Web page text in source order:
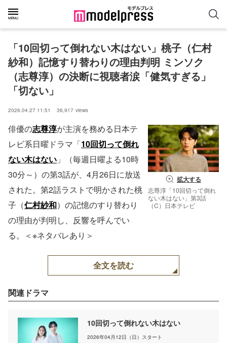
「10回切って倒れない木はない」桃子（仁村
紗和）記憶すり替わりの理由判明 ミンソク
（志尊淳）の決断に視聴者涙「健気すぎる」
「切ない」
2026.04.27 11:51 36,917 views
拡大する
志尊淳「10回切って倒れ
ない木はない」第3話
（C）日本テレビ
俳優の志尊淳が主演を務める日本テ
レビ系日曜ドラマ「10回切って倒れ
ない木はない 」（毎週日曜よる10時
30分～）の第3話が、4月26日に放送
された。第2話ラストで明かされた桃
子（仁村紗和）の記憶のすり替わり
の理由が判明し、反響を呼んでい
る。＜※ネタバレあり＞
全文を読む
関連ドラマ
10回切って倒れない木はない
2026年04月12日（日）スタート